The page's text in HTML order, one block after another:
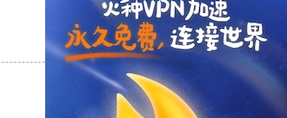
支持[0] 反对[0]